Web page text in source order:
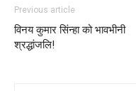
Previous article
विनय कुमार सिंन्हा को भावभीनी
श्रद्धांजलि!